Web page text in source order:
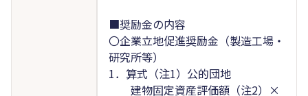
■奨励金の内容
〇企業立地促進奨励金（製造工場・
研究所等）
1．算式（注1）公的団地
建物固定資産評価額（注2）×